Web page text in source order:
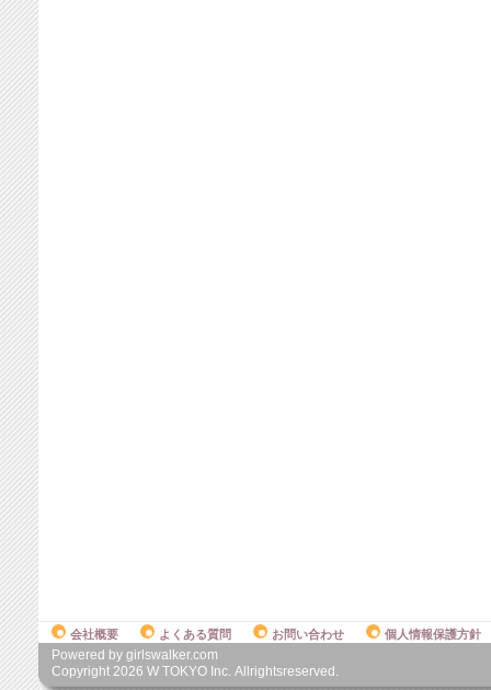
会社概要 よくある質問 お問い合わせ 個人情報保護方針
Powered by girlswalker.com
Copyright 2026 W TOKYO Inc. Allrightsreserved.